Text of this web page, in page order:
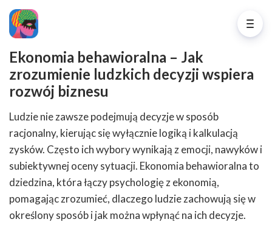
Ekonomia behawioralna – Jak
zrozumienie ludzkich decyzji wspiera
rozwój biznesu
Ludzie nie zawsze podejmują decyzje w sposób
racjonalny, kierując się wyłącznie logiką i kalkulacją
zysków. Często ich wybory wynikają z emocji, nawyków i
subiektywnej oceny sytuacji. Ekonomia behawioralna to
dziedzina, która łączy psychologię z ekonomią,
pomagając zrozumieć, dlaczego ludzie zachowują się w
określony sposób i jak można wpłynąć na ich decyzje.